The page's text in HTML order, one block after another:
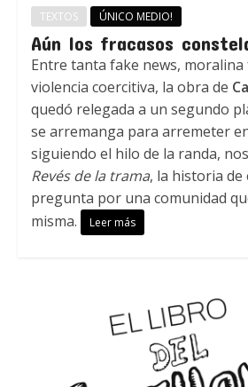
TEXTOS ÚNICO MEDIO!
Aún los fracasos
Entre tanta fake news, moralina
violencia coercitiva, la obra de
quedó relegada a un segundo
se arremanga para arremeter
siguiendo el hilo de la randa,
Revés de la trama, la historia de
pregunta por una comunidad
misma.
Leer más